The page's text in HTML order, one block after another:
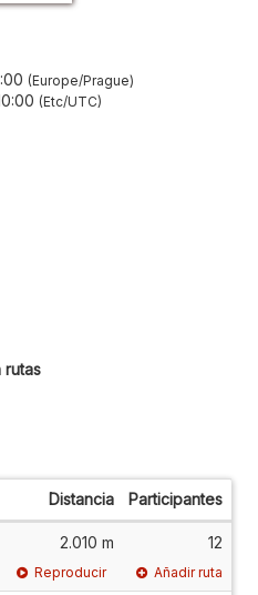
Europe/Prague
Etc/UTC
rutas
Distancia Participantes
2.010 m 12
Reproducir Añadir ruta